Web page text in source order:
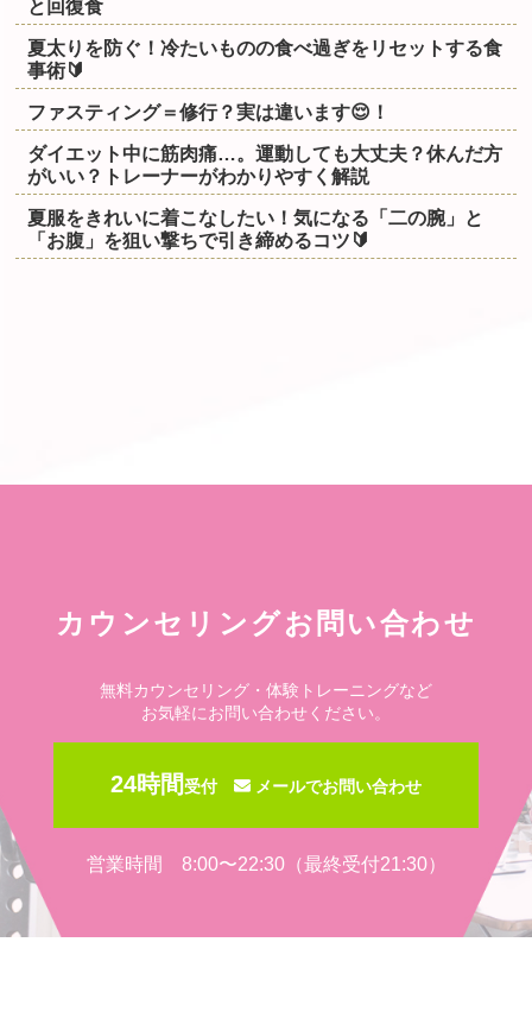
と回復食
夏太りを防ぐ！冷たいものの食べ過ぎをリセットする食
事術🔰
ファスティング＝修行？実は違います😌！
ダイエット中に筋肉痛…。運動しても大丈夫？休んだ方
がいい？トレーナーがわかりやすく解説
夏服をきれいに着こなしたい！気になる「二の腕」と
「お腹」を狙い撃ちで引き締めるコツ🔰
カウンセリングお問い合わせ
無料カウンセリング・体験トレーニングなど
お気軽にお問い合わせください。
24時間受付 メールでお問い合わせ
営業時間 8:00〜22:30（最終受付21:30）